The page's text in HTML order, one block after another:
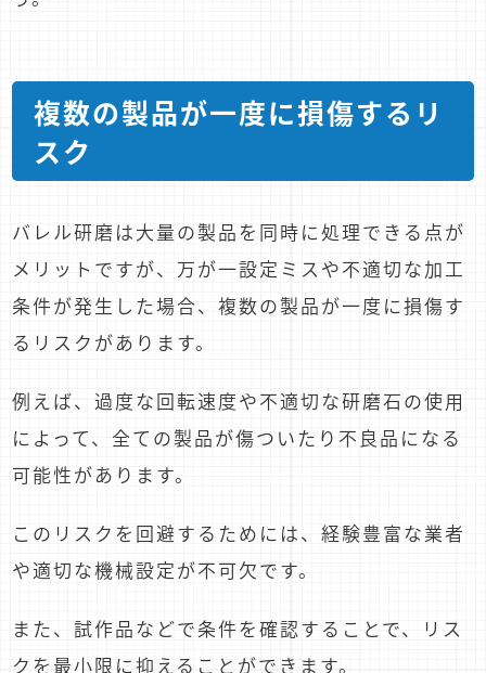
複数の製品が一度に損傷するリ
スク
バレル研磨は大量の製品を同時に処理できる点が
メリットですが、万が一設定ミスや不適切な加工
条件が発生した場合、複数の製品が一度に損傷す
るリスクがあります。
例えば、過度な回転速度や不適切な研磨石の使用
によって、全ての製品が傷ついたり不良品になる
可能性があります。
このリスクを回避するためには、経験豊富な業者
や適切な機械設定が不可欠です。
また、試作品などで条件を確認することで、リス
クを最小限に抑えることができます。